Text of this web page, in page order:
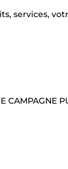
services,
CAMPAGNE